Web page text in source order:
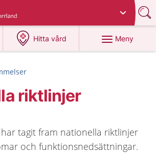
region
Hitta vård
på 1177.se
Meny
riktlinjer
har tagit fram nationella riktlinjer
och funktionsnedsättningar.